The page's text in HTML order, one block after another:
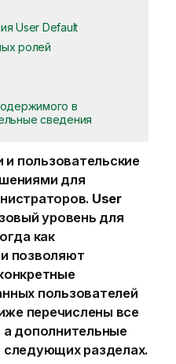
User Default
ролей
в
сведения
и пользовательские
для
User
уровень для
как
позволяют
пользователей
перечислены все
дополнительные
разделах.